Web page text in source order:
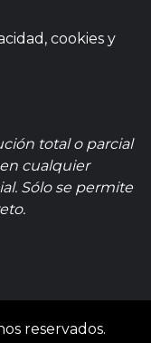
cookies y
total o parcial
cualquier
Sólo se permite
reservados.